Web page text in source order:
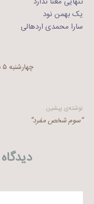
یک بهمن نود
سارا محمدی اردهالی
چهارشنبه ۵ بهمن ۱۳۹۰
راهبری
نوشته
نوشته‌ی پیشین
“سوم شخص مفرد”